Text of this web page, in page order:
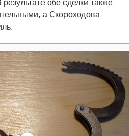
обе сделки также
а Скороходова